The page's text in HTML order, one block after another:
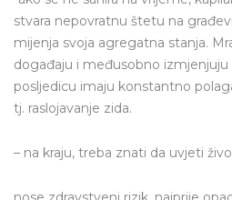
stvara nepovratnu štetu na
mijenja svoja agregatna stanja.
događaju i međusobno izmjenjuju
posljedicu imaju konstantno
tj. raslojavanje zida.
– na kraju, treba znati da uvjeti